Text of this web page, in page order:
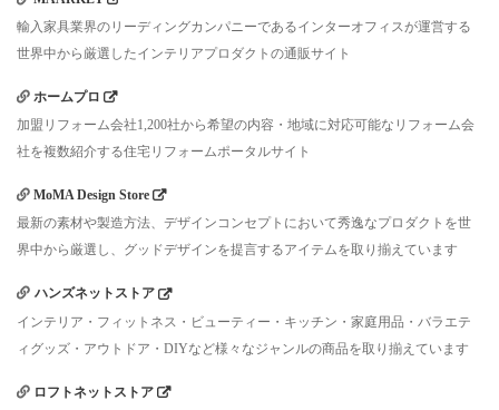
輸入家具業界のリーディングカンパニーであるインターオフィスが運営する
世界中から厳選したインテリアプロダクトの通販サイト
ホームプロ
加盟リフォーム会社1,200社から希望の内容・地域に対応可能なリフォーム会
社を複数紹介する住宅リフォームポータルサイト
MoMA Design Store
最新の素材や製造方法、デザインコンセプトにおいて秀逸なプロダクトを世
界中から厳選し、グッドデザインを提言するアイテムを取り揃えています
ハンズネットストア
インテリア・フィットネス・ビューティー・キッチン・家庭用品・バラエテ
ィグッズ・アウトドア・DIYなど様々なジャンルの商品を取り揃えています
ロフトネットストア